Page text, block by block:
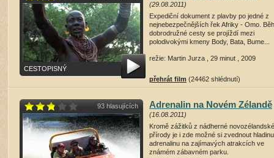
CESTOPISNÝ
(29.08.2011)
Expediční dokument z plavby po jedné z
nejnebezpečnějších řek Afriky - Omo.
dobrodružné cesty se projíždí mezi
polodivokými kmeny Body, Bata, Bume...
režie: Martin Jurza , 29 minut , 2009
přehrát film (24462 shlédnutí)
93 hlasujících Adrenalin na Novém Zélandě
(16.08.2011)
Kromě zážitků z nádherné novozélandské
přírody je i zde možné si zvednout hladinu
adrenalinu na zajímavých atrakcích ve
známém zábavném parku.